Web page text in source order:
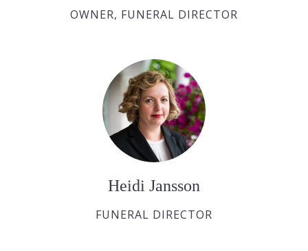
OWNER, FUNERAL DIRECTOR
Heidi Jansson
FUNERAL DIRECTOR